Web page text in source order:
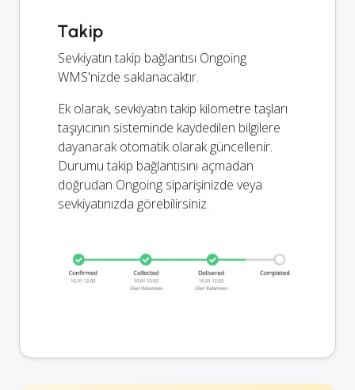
Takip
Sevkiyatın takip bağlantısı Ongoing
WMS'nizde saklanacaktır.
Ek olarak, sevkiyatın takip kilometre taşları
taşıyıcının sisteminde kaydedilen bilgilere
dayanarak otomatik olarak güncellenir.
Durumu takip bağlantısını açmadan
doğrudan Ongoing siparişinizde veya
sevkiyatınızda görebilirsiniz.